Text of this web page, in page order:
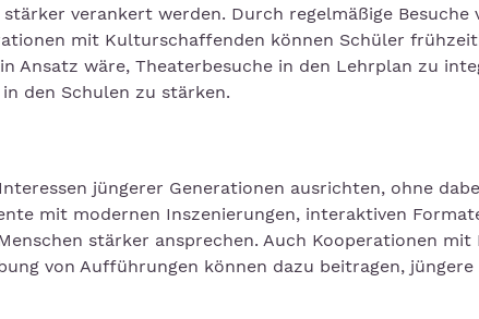
verankert werden. Durch regelmäßige Besuche
mit Kulturschaffenden können Schüler
Ansatz wäre, Theaterbesuche in den Lehrplan zu
den Schulen zu stärken.
jüngerer Generationen ausrichten, ohne
mit modernen Inszenierungen, interaktiven
stärker ansprechen. Auch Kooperationen mit
von Aufführungen können dazu beitragen, jüngere